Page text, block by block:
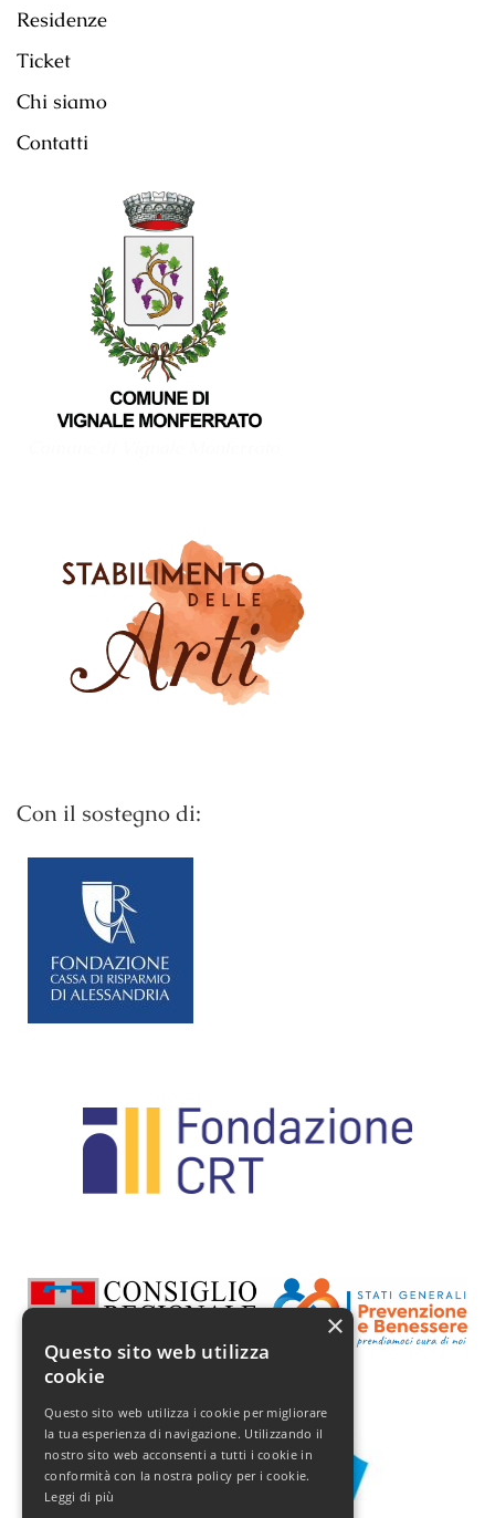
Residenze
Ticket
Chi siamo
Contatti
Con il sostegno di:
×
Questo sito web utilizza
cookie
Questo sito web utilizza i cookie per migliorare
la tua esperienza di navigazione. Utilizzando il
nostro sito web acconsenti a tutti i cookie in
conformità con la nostra policy per i cookie.
Leggi di più